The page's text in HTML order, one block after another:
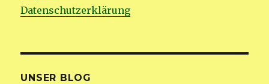
Datenschutzerklärung
UNSER BLOG